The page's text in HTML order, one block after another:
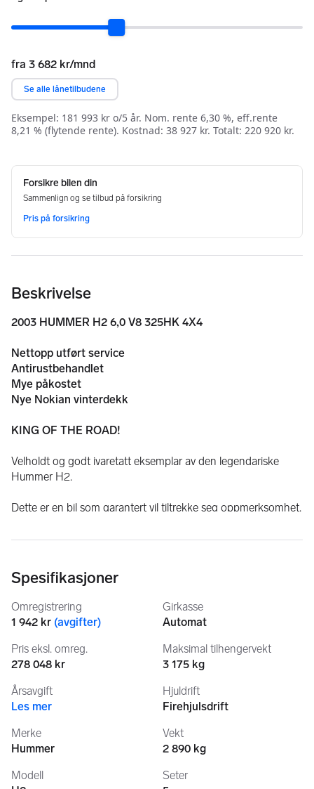
Beskrivelse
2003 HUMMER H2 6,0 V8 325HK 4X4
Nettopp utført service
Antirustbehandlet
Mye påkostet
Nye Nokian vinterdekk
KING OF THE ROAD!
Velholdt og godt ivaretatt eksemplar av den legendariske
Hummer H2.
6 liters V8 motor må bare høres.
Understellet på bilen er blitt antirustbehandlet jevnlig.
Nettopp utført service på bilen nå før levering
Ting som har blitt byttet på bilen nå:
- 4-hjulskontroll
- Olje kjøler
- Rør til oljekjøler
- Vannpumpehus
- Lykter foran
- Led lys
- Motor olje og filter
Spesifikasjoner
Omregistrering
1 942 kr (avgifter)
Pris eksl. omreg.
278 048 kr
Årsavgift
Les mer
Merke
Hummer
Modell
Girkasse
Automat
Maksimal tilhengervekt
3 175 kg
Hjuldrift
Firehjulsdrift
Vekt
2 890 kg
Seter